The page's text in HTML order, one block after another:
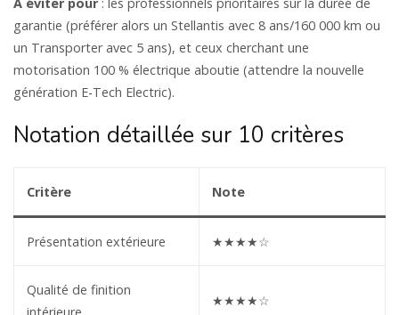
garantie (préférer alors un Stellantis avec 8 ans/160 000 km ou
un Transporter avec 5 ans), et ceux cherchant une
motorisation 100 % électrique aboutie (attendre la nouvelle
génération E-Tech Electric).
Notation détaillée sur 10 critères
Critère Note
Présentation extérieure ★★★★☆
Qualité de finition
★★★★☆